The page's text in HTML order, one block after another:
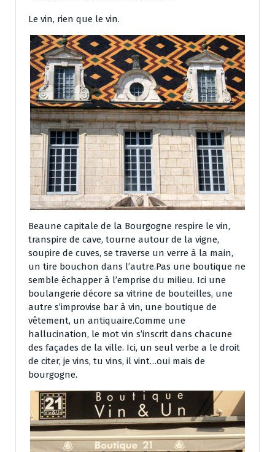
Le vin, rien que le vin.
Beaune capitale de la Bourgogne respire le vin,
transpire de cave, tourne autour de la vigne,
soupire de cuves, se traverse un verre à la main,
un tire bouchon dans l’autre.Pas une boutique ne
semble échapper à l’emprise du milieu. Ici une
boulangerie décore sa vitrine de bouteilles, une
autre s’improvise bar à vin, une boutique de
vêtement, un antiquaire.Comme une
hallucination, le mot vin s’inscrit dans chacune
des façades de la ville. Ici, un seul verbe a le droit
de citer, je vins, tu vins, il vint…oui mais de
bourgogne.